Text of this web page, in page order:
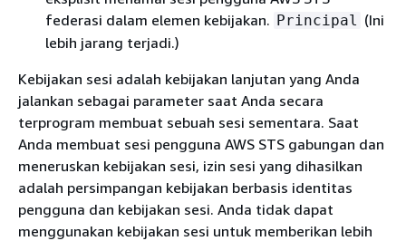
federasi dalam elemen kebijakan. Principal (Ini
lebih jarang terjadi.)
Kebijakan sesi adalah kebijakan lanjutan yang Anda
jalankan sebagai parameter saat Anda secara
terprogram membuat sebuah sesi sementara. Saat
Anda membuat sesi pengguna AWS STS gabungan dan
meneruskan kebijakan sesi, izin sesi yang dihasilkan
adalah persimpangan kebijakan berbasis identitas
pengguna dan kebijakan sesi. Anda tidak dapat
menggunakan kebijakan sesi untuk memberikan lebih